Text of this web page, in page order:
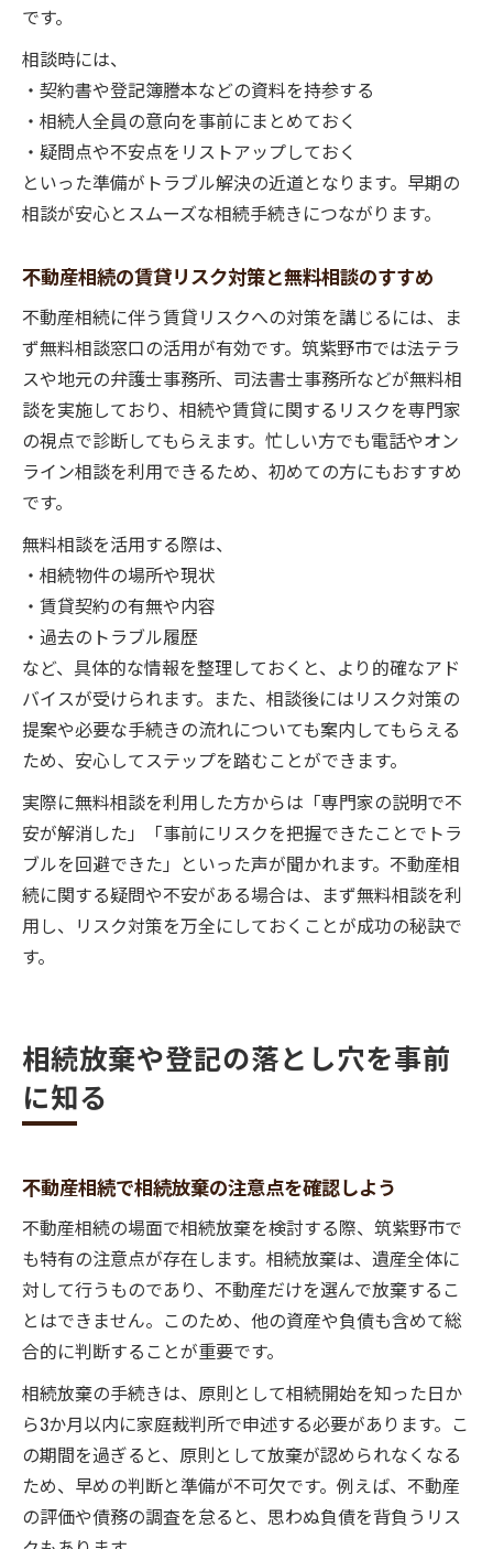
です。
相談時には、
・契約書や登記簿謄本などの資料を持参する
・相続人全員の意向を事前にまとめておく
・疑問点や不安点をリストアップしておく
といった準備がトラブル解決の近道となります。早期の
相談が安心とスムーズな相続手続きにつながります。
不動産相続の賃貸リスク対策と無料相談のすすめ
不動産相続に伴う賃貸リスクへの対策を講じるには、ま
ず無料相談窓口の活用が有効です。筑紫野市では法テラ
スや地元の弁護士事務所、司法書士事務所などが無料相
談を実施しており、相続や賃貸に関するリスクを専門家
の視点で診断してもらえます。忙しい方でも電話やオン
ライン相談を利用できるため、初めての方にもおすすめ
です。
無料相談を活用する際は、
・相続物件の場所や現状
・賃貸契約の有無や内容
・過去のトラブル履歴
など、具体的な情報を整理しておくと、より的確なアド
バイスが受けられます。また、相談後にはリスク対策の
提案や必要な手続きの流れについても案内してもらえる
ため、安心してステップを踏むことができます。
実際に無料相談を利用した方からは「専門家の説明で不
安が解消した」「事前にリスクを把握できたことでトラ
ブルを回避できた」といった声が聞かれます。不動産相
続に関する疑問や不安がある場合は、まず無料相談を利
用し、リスク対策を万全にしておくことが成功の秘訣で
す。
相続放棄や登記の落とし穴を事前
に知る
不動産相続で相続放棄の注意点を確認しよう
不動産相続の場面で相続放棄を検討する際、筑紫野市で
も特有の注意点が存在します。相続放棄は、遺産全体に
対して行うものであり、不動産だけを選んで放棄するこ
とはできません。このため、他の資産や負債も含めて総
合的に判断することが重要です。
相続放棄の手続きは、原則として相続開始を知った日か
ら3か月以内に家庭裁判所で申述する必要があります。こ
の期間を過ぎると、原則として放棄が認められなくなる
ため、早めの判断と準備が不可欠です。例えば、不動産
の評価や債務の調査を怠ると、思わぬ負債を背負うリス